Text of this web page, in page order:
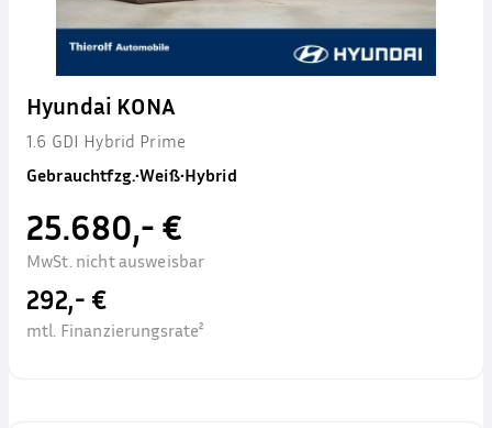
Hyundai KONA
1.6 GDI Hybrid Prime
Gebrauchtfzg.•Weiß•Hybrid
25.680,- €
MwSt. nicht ausweisbar
292,- €
mtl. Finanzierungsrate²